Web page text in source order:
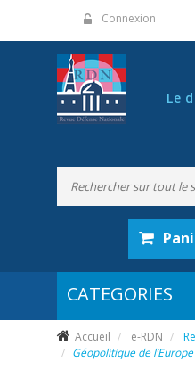
Connexion
Le
Accueil e-RDN
Géopolitique de l’Europe